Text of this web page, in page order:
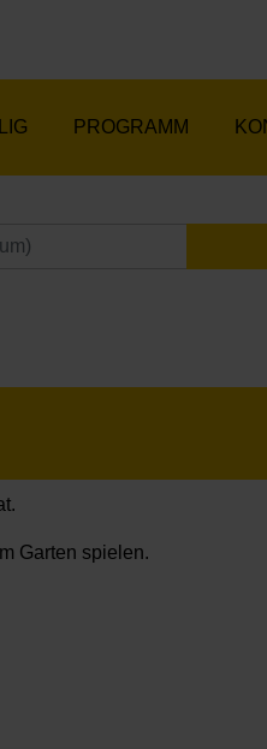
PROGRAMM
Garten spielen.